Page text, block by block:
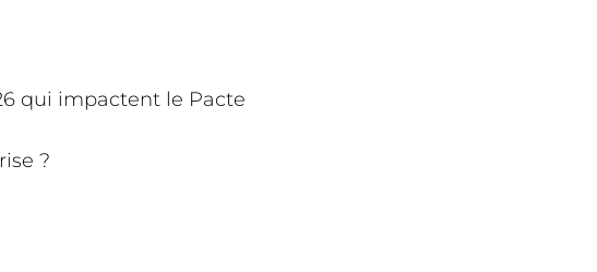
qui impactent le Pacte
?